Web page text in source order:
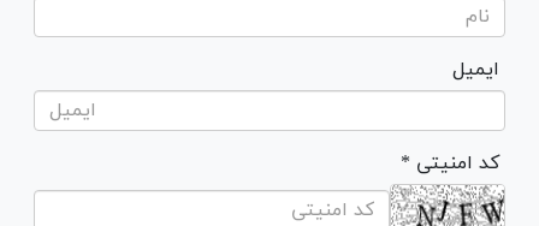
ایمیل
* کد امنیتی